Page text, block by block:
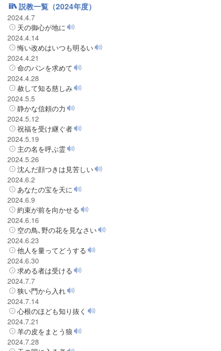
説教一覧（2024年度）
2024.4.7
天の御心が地に
2024.4.14
悔い改めはいつも明るい
2024.4.21
命のパンを求めて
2024.4.28
赦して知る慈しみ
2024.5.5
静かな信頼の力
2024.5.12
祝福を受け継ぐ者
2024.5.19
主の名を呼ぶ霊
2024.5.26
沈んだ顔つきは見苦しい
2024.6.2
あなたの宝を天に
2024.6.9
約束が前を向かせる
2024.6.16
空の鳥､野の花を見なさい
2024.6.23
他人を量ってどうする
2024.6.30
求める者は受ける
2024.7.7
狭い門から入れ
2024.7.14
心根のほども知り抜く
2024.7.21
羊の皮をまとう狼
2024.7.28